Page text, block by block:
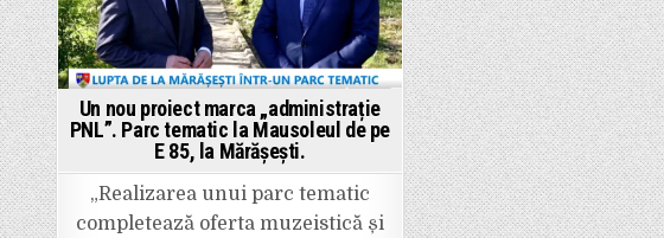
Un nou proiect marca „administrație
PNL”. Parc tematic la Mausoleul de pe
E 85, la Mărășești.
„Realizarea unui parc tematic
completează oferta muzeistică și